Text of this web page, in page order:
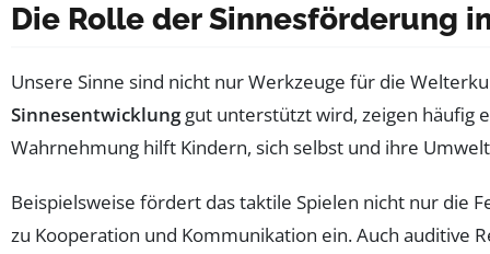
Die Rolle der Sinnesförderung
Unsere Sinne sind nicht nur Werkzeuge für die
Sinnesentwicklunggut unterstützt wird, zeigen häufig
Wahrnehmung hilft Kindern, sich selbst und ihre
Beispielsweise fördert das taktile Spielen nicht nur die
zu Kooperation und Kommunikation ein. Auch auditive